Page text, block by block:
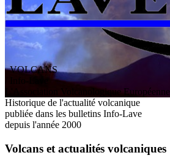
VOLCANS
ssociation V olcanologiqueEuropéenne
Historique de l'actualité volcanique
publiée dans les bulletins Info-Lave
depuis l'année 2000
Volcans et actualités volcaniques